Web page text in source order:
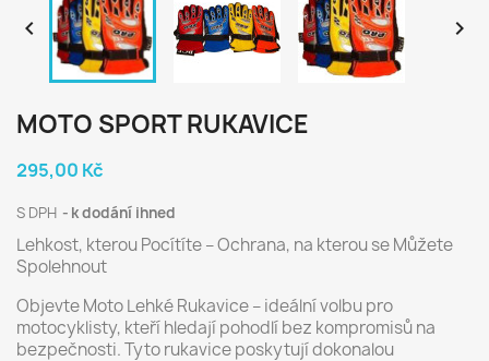
 
MOTO SPORT RUKAVICE
295,00 Kč
S DPH k dodání ihned
Lehkost, kterou Pocítíte – Ochrana, na kterou se Můžete
Spolehnout
Objevte Moto Lehké Rukavice – ideální volbu pro
motocyklisty, kteří hledají pohodlí bez kompromisů na
bezpečnosti. Tyto rukavice poskytují dokonalou